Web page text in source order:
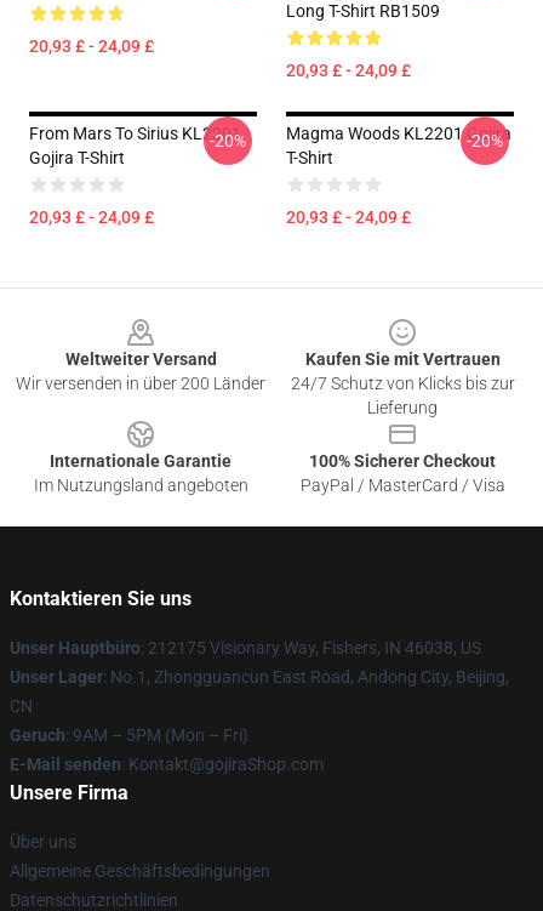
20,93 £ - 24,09 £
Long T-Shirt RB1509
20,93 £ - 24,09 £
From Mars To Sirius KL2201
Gojira T-Shirt
20,93 £ - 24,09 £
-20%
Magma Woods KL2201 Gojira
T-Shirt
20,93 £ - 24,09 £
-20%
Weltweiter Versand
Wir versenden in über 200 Länder
Kaufen Sie mit Vertrauen
24/7 Schutz von Klicks bis zur
Lieferung
Internationale Garantie
Im Nutzungsland angeboten
100% Sicherer Checkout
PayPal / MasterCard / Visa
Kontaktieren Sie uns
Unser Hauptbüro: 212175 Visionary Way, Fishers, IN 46038, US
Unser Lager: No.1, Zhongguancun East Road, Andong City, Beijing,
CN
Geruch: 9AM – 5PM (Mon – Fri)
E-Mail senden: Kontakt@gojiraShop.com
Unsere Firma
Über uns
Allgemeine Geschäftsbedingungen
Datenschutzrichtlinien